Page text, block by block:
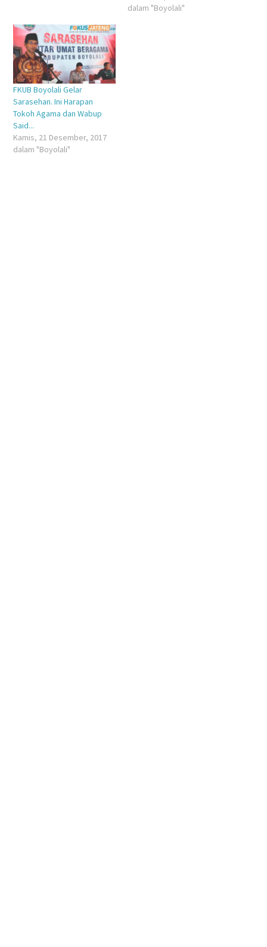
dalam "Boyolali"
FKUB Boyolali Gelar
Sarasehan. Ini Harapan
Tokoh Agama dan Wabup
Said...
Kamis, 21 Desember, 2017
dalam "Boyolali"